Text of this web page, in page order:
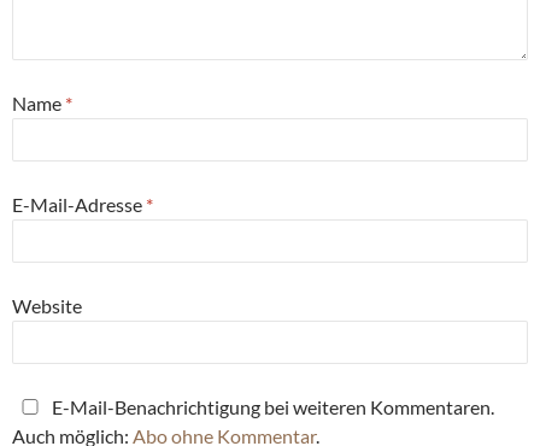
Name *
E-Mail-Adresse *
Website
E-Mail-Benachrichtigung bei weiteren Kommentaren.
Auch möglich: Abo ohne Kommentar.